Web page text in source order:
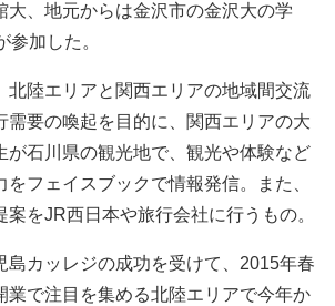
大、地元からは金沢市の金沢大の学
参加した。
陸エリアと関西エリアの地域間交流
需要の喚起を目的に、関西エリアの大
が石川県の観光地で、観光や体験など
フェイスブックで情報発信。また、
をJR西日本や旅行会社に行うもの。
カッレジの成功を受けて、2015年春
業で注目を集める北陸エリアで今年か